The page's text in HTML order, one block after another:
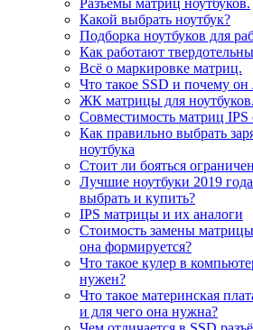
Разъемы матриц ноутбуков.
Какой выбрать ноутбук?
Подборка ноутбуков для
Как работают
Всё о маркировке матриц.
Что такое SSD и почему
ЖК матрицы для ноутбуков.
Совместимость матриц
Как правильно выбрать
ноутбука
Стоит ли бояться
Лучшие ноутбуки 2019
выбрать и купить?
IPS матрицы и их аналоги
Стоимость замены матрицы
она формируется?
Что такое кулер в
нужен?
Что такое материнская
и для чего она нужна?